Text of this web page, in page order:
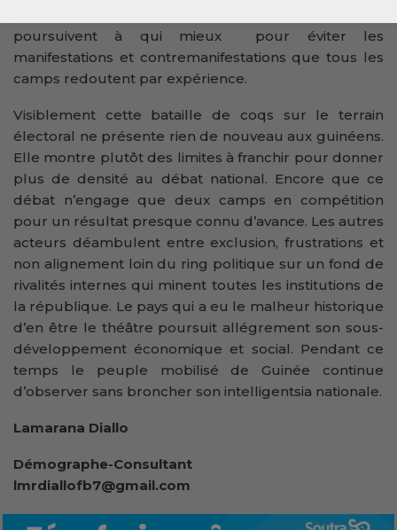
poursuivent à qui mieux pour éviter les
manifestations et contremanifestations que tous les
camps redoutent par expérience.
Visiblement cette bataille de coqs sur le terrain
électoral ne présente rien de nouveau aux guinéens.
Elle montre plutôt des limites à franchir pour donner
plus de densité au débat national. Encore que ce
débat n’engage que deux camps en compétition
pour un résultat presque connu d’avance. Les autres
acteurs déambulent entre exclusion, frustrations et
non alignement loin du ring politique sur un fond de
rivalités internes qui minent toutes les institutions de
la république. Le pays qui a eu le malheur historique
d’en être le théâtre poursuit allégrement son sous-
développement économique et social. Pendant ce
temps le peuple mobilisé de Guinée continue
d’observer sans broncher son intelligentsia nationale.
Lamarana Diallo
Démographe-Consultant
lmrdiallofb7@gmail.com